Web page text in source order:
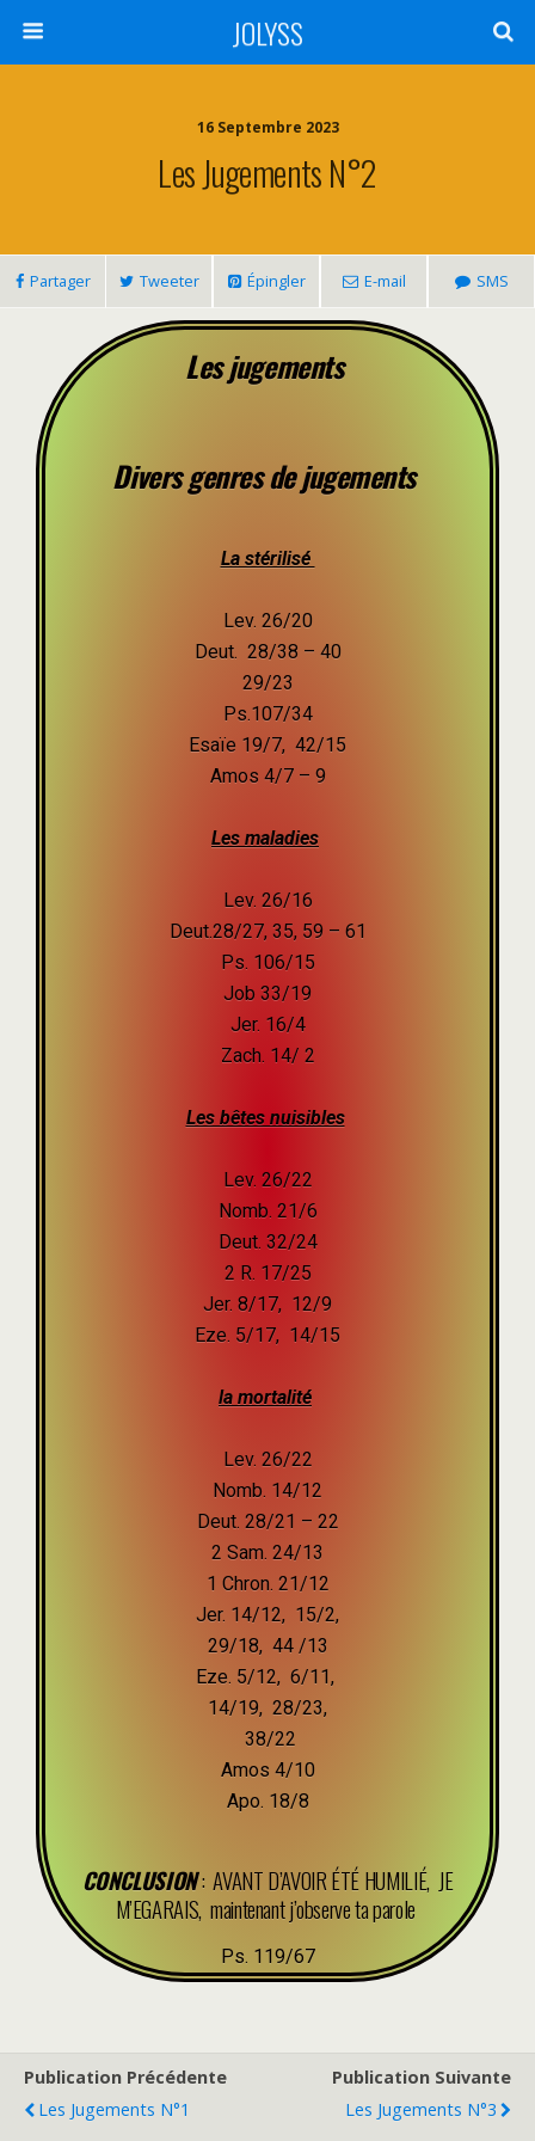
JOLYSS
16 Septembre 2023
Les Jugements N°2
Partager Tweeter Épingler E-mail SMS
Les jugements
Divers genres de jugements
La stérilisé
Lev. 26/20
Deut. 28/38 – 40
29/23
Ps.107/34
Esaïe 19/7, 42/15
Amos 4/7 – 9
Les maladies
Lev. 26/16
Deut.28/27, 35, 59 – 61
Ps. 106/15
Job 33/19
Jer. 16/4
Zach. 14/ 2
Les bêtes nuisibles
Lev. 26/22
Nomb. 21/6
Deut. 32/24
2 R. 17/25
Jer. 8/17, 12/9
Eze. 5/17, 14/15
la mortalité
Lev. 26/22
Nomb. 14/12
Deut. 28/21 – 22
2 Sam. 24/13
1 Chron. 21/12
Jer. 14/12, 15/2,
29/18, 44 /13
Eze. 5/12, 6/11,
14/19, 28/23,
38/22
Amos 4/10
Apo. 18/8
CONCLUSION: AVANT D’AVOIR ÉTÉ HUMILIÉ, JE
M’EGARAIS, maintenant j’observe ta parole
Ps. 119/67
Publication Précédente
Les Jugements N°1
Publication Suivante
Les Jugements N°3